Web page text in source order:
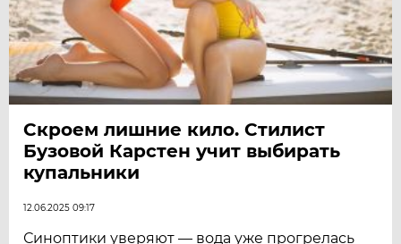
Скроем лишние кило. Стилист
Бузовой Карстен учит выбирать
купальники
12.06.2025 09:17
Синоптики уверяют — вода уже прогрелась